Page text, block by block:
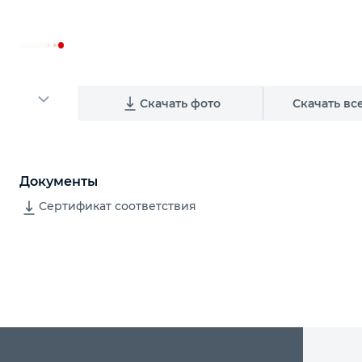
Скачать фото Скачать
Документы
Сертификат соответствия